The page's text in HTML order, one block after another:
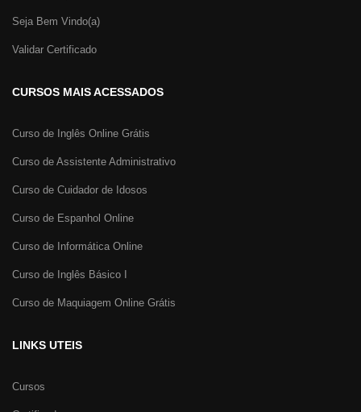
Seja Bem Vindo(a)
Validar Certificado
CURSOS MAIS ACESSADOS
Curso de Inglês Online Grátis
Curso de Assistente Administrativo
Curso de Cuidador de Idosos
Curso de Espanhol Online
Curso de Informática Online
Curso de Inglês Básico I
Curso de Maquiagem Online Grátis
LINKS UTEIS
Cursos